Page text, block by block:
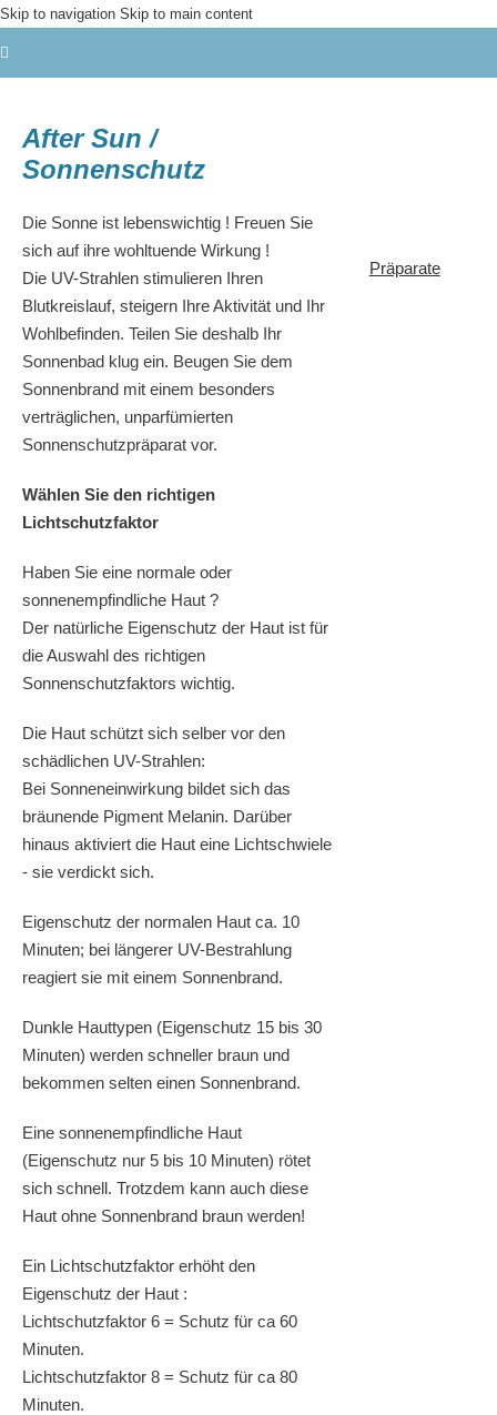
Skip to navigation Skip to main content
After Sun /
Sonnenschutz
Die Sonne ist lebenswichtig ! Freuen Sie
sich auf ihre wohltuende Wirkung !
Die UV-Strahlen stimulieren Ihren
Blutkreislauf, steigern Ihre Aktivität und Ihr
Wohlbefinden. Teilen Sie deshalb Ihr
Sonnenbad klug ein. Beugen Sie dem
Sonnenbrand mit einem besonders
verträglichen, unparfümierten
Sonnenschutzpräparat vor.
Wählen Sie den richtigen
Lichtschutzfaktor
Haben Sie eine normale oder
sonnenempfindliche Haut ?
Der natürliche Eigenschutz der Haut ist für
die Auswahl des richtigen
Sonnenschutzfaktors wichtig.
Die Haut schützt sich selber vor den
schädlichen UV-Strahlen:
Bei Sonneneinwirkung bildet sich das
bräunende Pigment Melanin. Darüber
hinaus aktiviert die Haut eine Lichtschwiele
- sie verdickt sich.
Eigenschutz der normalen Haut ca. 10
Minuten; bei längerer UV-Bestrahlung
reagiert sie mit einem Sonnenbrand.
Dunkle Hauttypen (Eigenschutz 15 bis 30
Minuten) werden schneller braun und
bekommen selten einen Sonnenbrand.
Eine sonnenempfindliche Haut
(Eigenschutz nur 5 bis 10 Minuten) rötet
sich schnell. Trotzdem kann auch diese
Haut ohne Sonnenbrand braun werden!
Ein Lichtschutzfaktor erhöht den
Eigenschutz der Haut :
Lichtschutzfaktor 6 = Schutz für ca 60
Minuten.
Lichtschutzfaktor 8 = Schutz für ca 80
Minuten.
Präparate